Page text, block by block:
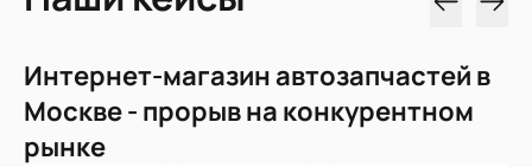
Интернет-магазин автозапчастей в
Москве - прорыв на конкурентном
рынке